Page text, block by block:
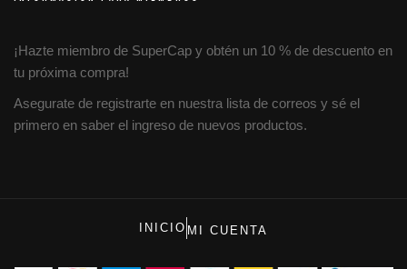
¡Hazte miembro de SuperCap y obtén un 10 % de descuento en
tu próxima compra!
Asegurate de registrarte en nuestra lista de correos y sé el
primero en saber el ingreso de nuevos productos.
INICIO MI CUENTA